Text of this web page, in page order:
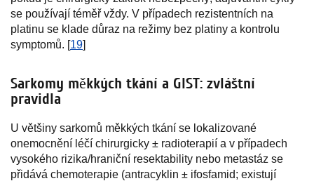
se používají téměř vždy. V případech rezistentních na
platinu se klade důraz na režimy bez platiny a kontrolu
symptomů. [19]
Sarkomy měkkých tkání a GIST: zvláštní
pravidla
U většiny sarkomů měkkých tkání se lokalizované
onemocnění léčí chirurgicky ± radioterapií a v případech
vysokého rizika/hraniční resektability nebo metastáz se
přidává chemoterapie (antracyklin ± ifosfamid; existují